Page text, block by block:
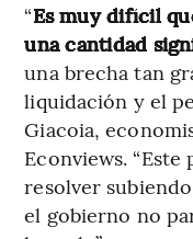
“Es muy difícil
una cantidad
una brecha tan
liquidación y el
Giacoia,
Econviews.
resolver
el gobierno no